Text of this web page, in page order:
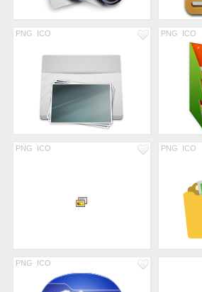
PNG ICO PNG ICO
PNG ICO PNG ICO
PNG ICO